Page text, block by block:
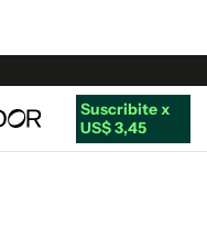
Suscribite x
US$ 3,45